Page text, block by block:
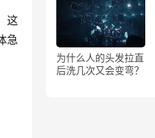
这
急
为什么人的头发拉直
后洗几次又会变弯？